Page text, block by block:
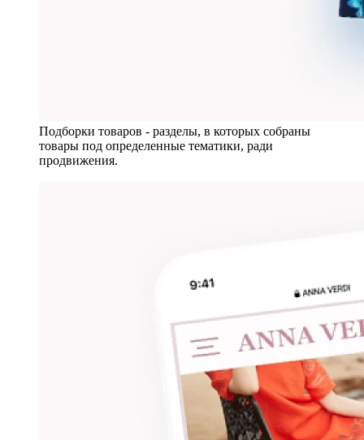
Подборки товаров - разделы, в которых собраны
товары под определенные тематики, ради
продвижения.